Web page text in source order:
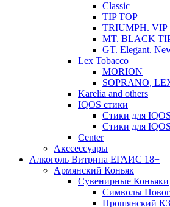
Classic
TIP TOP
TRIUMPH. VIP
MT. BLACK
GT. Elegant.
Lex Tobacco
MORION
SOPRANO,
Karelia and others
IQOS стики
Стики для
Стики для IQOS
Сenter
Акссессуары
Алкоголь Витрина ЕГАИС 18+
Армянский Коньяк
Сувенирные Коньяки
Символы
Прошянский КЗ